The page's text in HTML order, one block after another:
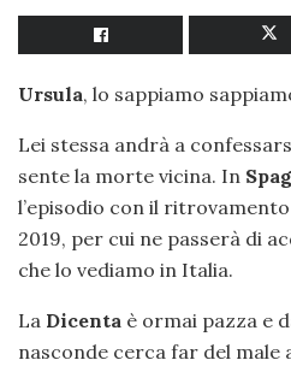
Ursula, lo sappiamo
Lei stessa andrà a
sente la morte vicina. In
l’episodio con il
2019, per cui ne passerà di
che lo vediamo in Italia.
La Dicenta è ormai pazza e
nasconde cerca far del male